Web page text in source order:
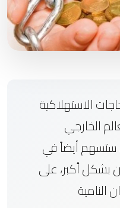
الاستهلاكية
الخارجي
ستسهم أيضاً في
بشكل أكبر، على
النامية